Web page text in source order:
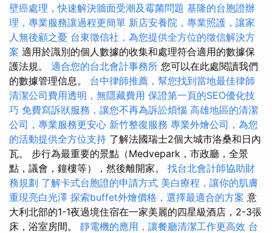
壁癌處理，快速解決牆面受潮及霉菌問題 基隆的台胞證辦
理，專業服務讓過程更簡單 新店安養院，專業照護，讓家
人無後顧之憂 台東徵信社，為您提供全方位的徵信解決方
案 適用於識別的個人數據的收集和處理符合適用的數據保
護法規。 適合您的台北會計事務所 您可以在此處閱讀我們
的數據管理信息。 台中律師推薦，幫您找到當地最佳律師
清潔公司費用透明，無隱藏費用 保證第一頁的SEO優化技
巧 免費寫訴狀服務，讓您不再為訴訟煩惱 高雄地區的清潔
公司，專業服務更安心 新竹整復服務 專業外燴公司，為您
的活動提供全方位支持 了解法國瑞士2個大城市洛桑和日內
瓦。 步行為最重要的景點（Medvepark，市政廳，全景
點，議會，鐘樓等），然後離開家。 找台北會計師協助財
務規劃 了解卡式台胞證的申請方式 美白療程，讓你的肌膚
重現亮白光澤 探索buffet外燴價格，選擇最適合的方案 意
大利北部的1-1夜過境住宿在一家美麗的四星級酒店，2-3張
床，浴室房間。 靜電機的應用，讓餐廳清潔工作更高效 台